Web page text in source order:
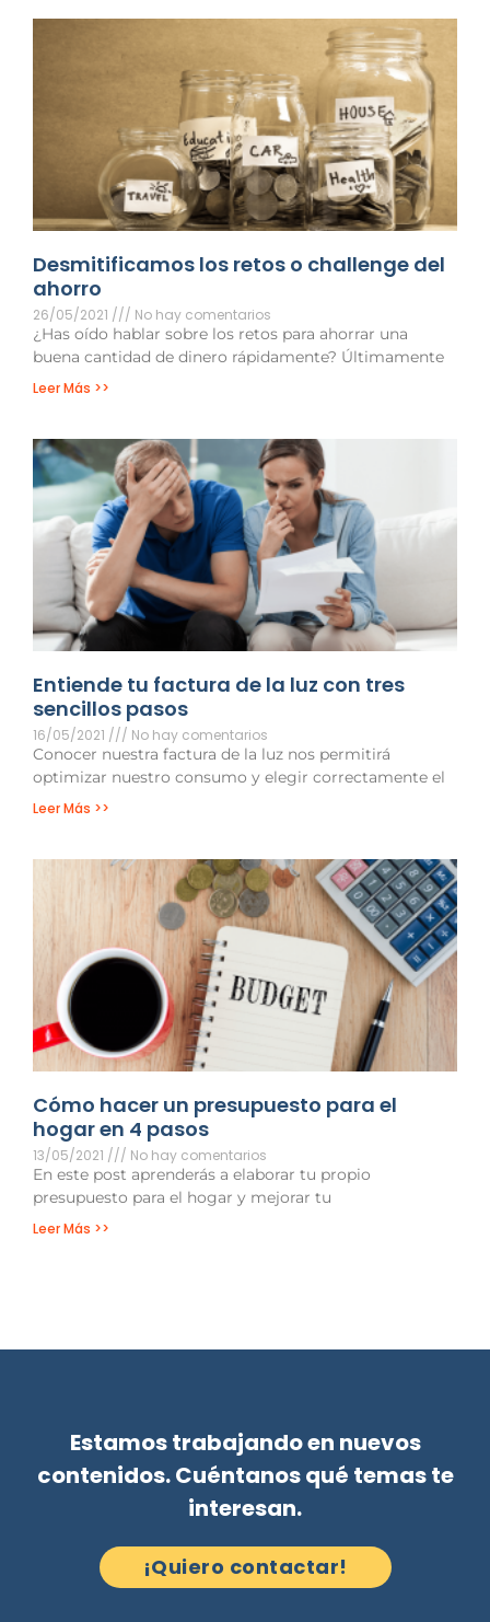
Desmitificamos los retos o challenge del
ahorro
26/05/2021 No hay comentarios
¿Has oído hablar sobre los retos para ahorrar una
buena cantidad de dinero rápidamente? Últimamente
Leer Más >>
Entiende tu factura de la luz con tres
sencillos pasos
16/05/2021 No hay comentarios
Conocer nuestra factura de la luz nos permitirá
optimizar nuestro consumo y elegir correctamente el
Leer Más >>
Cómo hacer un presupuesto para el
hogar en 4 pasos
13/05/2021 No hay comentarios
En este post aprenderás a elaborar tu propio
presupuesto para el hogar y mejorar tu
Leer Más >>
Estamos trabajando en nuevos
contenidos. Cuéntanos qué temas te
interesan.
¡Quiero contactar!